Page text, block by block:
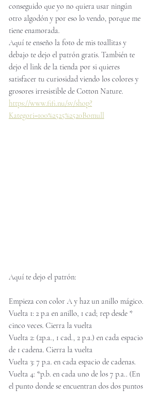
conseguido que yo no quiera usar ningún
otro algodón y por eso lo vendo, porque me
tiene enamorada.
Aquí te enseño la foto de mis toallitas y
debajo te dejo el patrón gratis. También te
dejo el link de la tienda por si quieres
satisfacer tu curiosidad viendo los colores y
grosores irresistible de Cotton Nature.
https://www.fifi.nu/sv/shop?
Kategori=100%2525%2520Bomull
Aquí te dejo el patrón:
Empieza con color A y haz un anillo mágico.
Vuelta 1: 2 p.a en anillo, 1 cad; rep desde *
cinco veces. Cierra la vuelta
Vuelta 2: (2p.a., 1 cad., 2 p.a.) en cada espacio
de 1 cadena. Cierra la vuelta
Vuelta 3: 7 p.a. en cada espacio de cadenas.
Vuelta 4: *p.b. en cada uno de los 7 p.a.. (En
el punto donde se encuentran dos dos puntos